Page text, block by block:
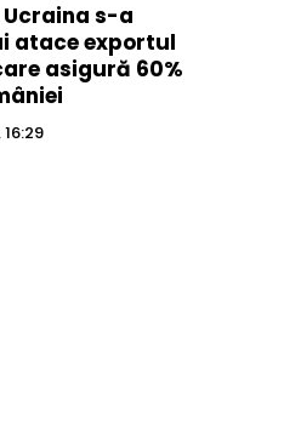
s-a
atace exportul
asigură 60%